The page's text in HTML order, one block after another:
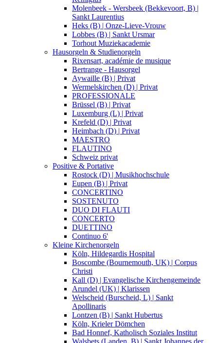
Molenbeek - Wersbeek (Bekkevoort, B) |
Sankt Laurentius
Heks (B) | Onze-Lieve-Vrouw
Lobbes (B) | Sankt Ursmar
Torhout Muziekacademie
Hausorgeln & Studienorgeln
Rixensart, académie de musique
Bertrange - Hausorgel
Aywaille (B) | Privat
Wermelskirchen (D) | Privat
PROFESSIONALE
Brüssel (B) | Privat
Luxemburg (L) | Privat
Krefeld (D) | Privat
Heimbach (D) | Privat
MAESTRO
FLAUTINO
Schweiz privat
Positive & Portative
Rostock (D) | Musikhochschule
Eupen (B) | Privat
CONCERTINO
SOSTENUTO
DUO DI FLAUTI
CONCERTO
DUETTINO
Continuo 6'
Kleine Kirchenorgeln
Köln, Hildegardis Hospital
Boscombe (Bournemouth, UK) | Corpus
Christi
Kall (D) | Evangelische Kirchengemeinde
Arundel (UK) | Klarissen
Welscheid (Burscheid, L) | Sankt
Apollinaris
Lontzen (B) | Sankt Hubertus
Köln, Krieler Dömchen
Bad Honnef, Katholisch Soziales Institut
Walsbets (Landen, B) | Sankt Johannes der